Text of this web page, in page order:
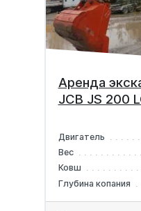
Аренда
JCB JS 200
Двигатель
Вес
Ковш
Глубина копания